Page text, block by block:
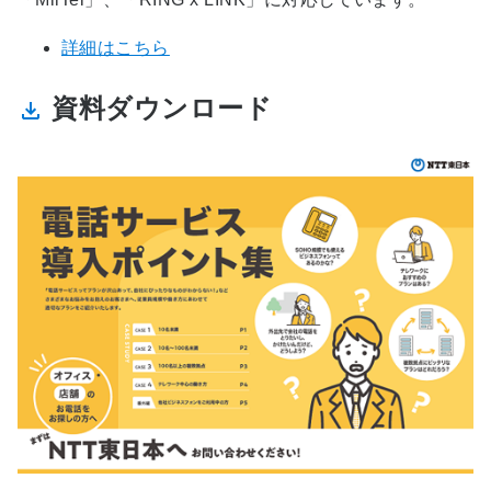
詳細はこちら
資料ダウンロード